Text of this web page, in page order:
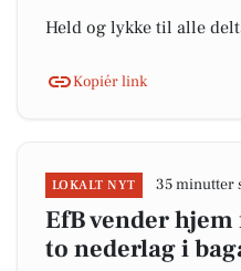
Held og lykke til alle
Kopiér link
LOKALT NYT 35 minutter
EfB vender
to nederlag i